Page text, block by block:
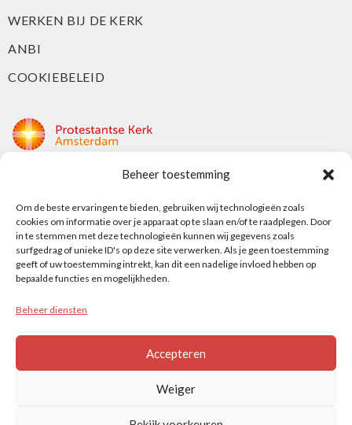
Beheer toestemming
Om de beste ervaringen te bieden, gebruiken wij technologieën zoals
cookies om informatie over je apparaat op te slaan en/of te raadplegen. Door
in te stemmen met deze technologieën kunnen wij gegevens zoals
surfgedrag of unieke ID's op deze site verwerken. Als je geen toestemming
geeft of uw toestemming intrekt, kan dit een nadelige invloed hebben op
bepaalde functies en mogelijkheden.
Beheer diensten
Accepteren
Weiger
WERKEN BIJ DE KERK
ANBI
COOKIEBELEID
Nieuwe Herengracht 18
1018 DP Amsterdam
t: 020 5353 700
e: info@protestantsamsterdam.nl
Protestantse Diaconie Amsterdam
e: info@diaconie.org